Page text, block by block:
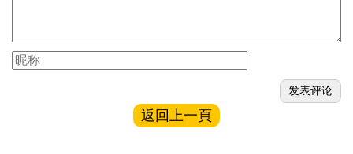
返回上一頁